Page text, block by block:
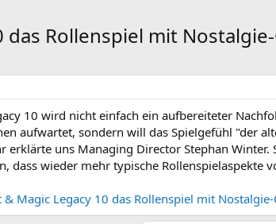
Rollenspiel mit
10 wird nicht einfach ein aufbereiteter
aufwartet, sondern will das Spielgefühl "der
erklärte uns Managing Director Stephan Winter.
dass wieder mehr typische Rollenspielaspekte
& Magic Legacy 10 das Rollenspiel mit